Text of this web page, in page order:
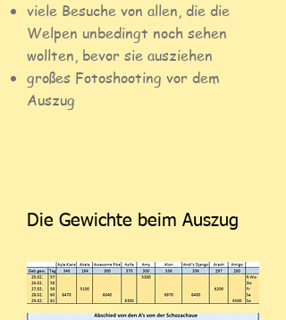
viele Besuche von allen, die die
Welpen unbedingt noch sehen
wollten, bevor sie ausziehen
großes Fotoshooting vor dem
Auszug
Die Gewichte beim Auszug